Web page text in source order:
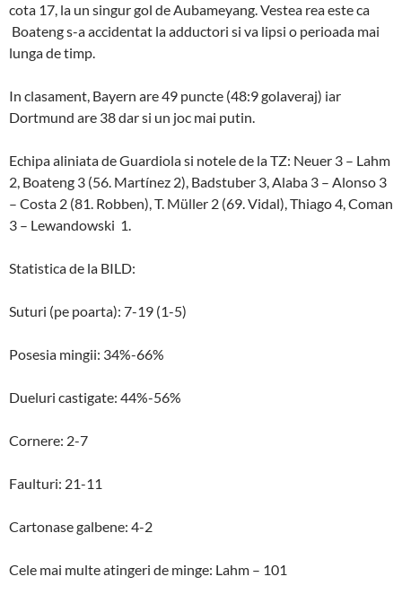
cota 17, la un singur gol de Aubameyang. Vestea rea este ca
Boateng s-a accidentat la adductori si va lipsi o perioada mai
lunga de timp.
In clasament, Bayern are 49 puncte (48:9 golaveraj) iar
Dortmund are 38 dar si un joc mai putin.
Echipa aliniata de Guardiola si notele de la TZ: Neuer 3 – Lahm
2, Boateng 3 (56. Martínez 2), Badstuber 3, Alaba 3 – Alonso 3
– Costa 2 (81. Robben), T. Müller 2 (69. Vidal), Thiago 4, Coman
3 – Lewandowski 1.
Statistica de la BILD:
Suturi (pe poarta): 7-19 (1-5)
Posesia mingii: 34%-66%
Dueluri castigate: 44%-56%
Cornere: 2-7
Faulturi: 21-11
Cartonase galbene: 4-2
Cele mai multe atingeri de minge: Lahm – 101